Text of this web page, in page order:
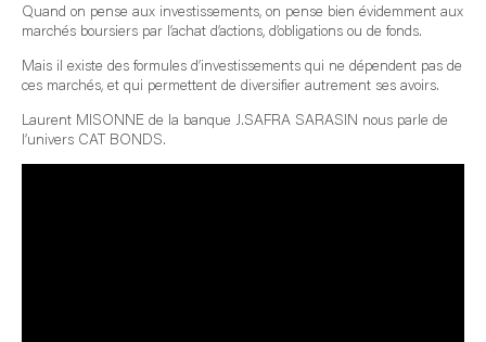
Quand on pense aux investissements, on pense bien évidemment aux
marchés boursiers par l’achat d’actions, d’obligations ou de fonds.
Mais il existe des formules d’investissements qui ne dépendent pas de
ces marchés, et qui permettent de diversifier autrement ses avoirs.
Laurent MISONNE de la banque J.SAFRA SARASIN nous parle de
l’univers CAT BONDS.